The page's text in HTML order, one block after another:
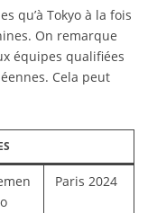
qu’à Tokyo à la fois
On remarque
équipes qualifiées
Cela peut
Paris 2024